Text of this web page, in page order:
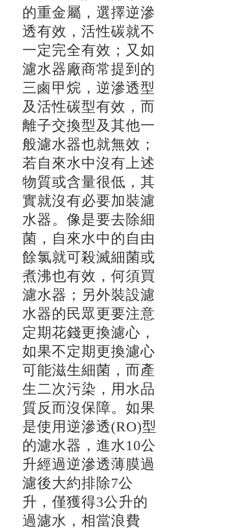
的重金屬，選擇逆滲
透有效，活性碳就不
一定完全有效；又如
濾水器廠商常提到的
三鹵甲烷，逆滲透型
及活性碳型有效，而
離子交換型及其他一
般濾水器也就無效；
若自來水中沒有上述
物質或含量很低，其
實就沒有必要加裝濾
水器。像是要去除細
菌，自來水中的自由
餘氯就可殺滅細菌或
煮沸也有效，何須買
濾水器；另外裝設濾
水器的民眾更要注意
定期花錢更換濾心，
如果不定期更換濾心
可能滋生細菌，而產
生二次污染，用水品
質反而沒保障。如果
是使用逆滲透(RO)型
的濾水器，進水10公
升經過逆滲透薄膜過
濾後大約排除7公
升，僅獲得3公升的
過濾水，相當浪費